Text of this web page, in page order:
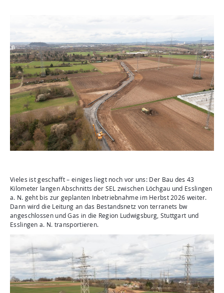
Start
Planung, Bau, Betrieb
Aktuelles
Mediathek
Newsletter
Kontakt
Suche
Vieles ist geschafft – einiges liegt noch vor uns: Der Bau des 43
Kilometer langen Abschnitts der SEL zwischen Löchgau und Esslingen
a. N. geht bis zur geplanten Inbetriebnahme im Herbst 2026 weiter.
Dann wird die Leitung an das Bestandsnetz von terranets bw
angeschlossen und Gas in die Region Ludwigsburg, Stuttgart und
Esslingen a. N. transportieren.